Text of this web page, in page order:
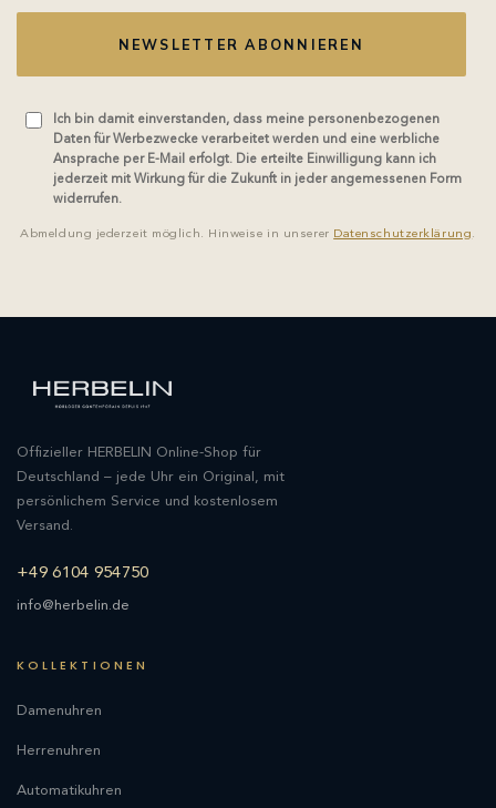
NEWSLETTER ABONNIEREN
Ich bin damit einverstanden, dass meine personenbezogenen
Daten für Werbezwecke verarbeitet werden und eine werbliche
Ansprache per E-Mail erfolgt. Die erteilte Einwilligung kann ich
jederzeit mit Wirkung für die Zukunft in jeder angemessenen Form
widerrufen.
Abmeldung jederzeit möglich. Hinweise in unserer Datenschutzerklärung.
Offizieller HERBELIN Online-Shop für
Deutschland – jede Uhr ein Original, mit
persönlichem Service und kostenlosem
Versand.
+49 6104 954750
info@herbelin.de
KOLLEKTIONEN
Damenuhren
Herrenuhren
Automatikuhren